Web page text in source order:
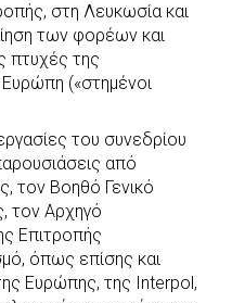
στη Λευκωσία και
των φορέων και
πτυχές της
(«στημένοι
του συνεδρίου
από
τον Βοηθό Γενικό
τον Αρχηγό
Επιτροπής
όπως επίσης και
Ευρώπης, της Interpol,